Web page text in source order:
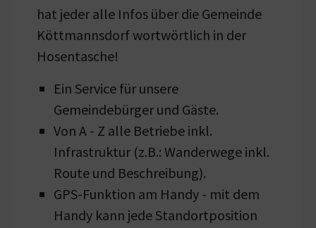
hat jeder alle Infos über die Gemeinde
Köttmannsdorf wortwörtlich in der
Hosentasche!
Ein Service für unsere
Gemeindebürger und Gäste.
Von A - Z alle Betriebe inkl.
Infrastruktur (z.B.: Wanderwege inkl.
Route und Beschreibung).
GPS-Funktion am Handy - mit dem
Handy kann jede Standortposition